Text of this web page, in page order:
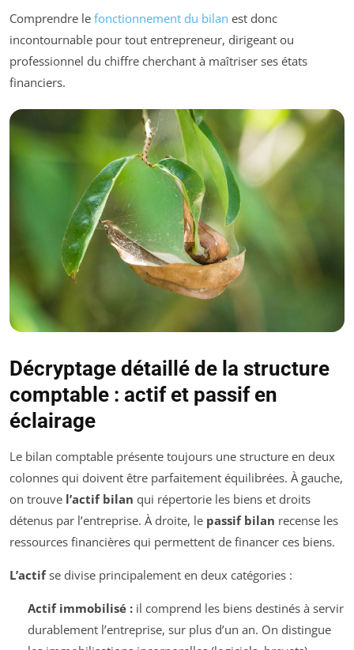
Comprendre le fonctionnement du bilan est donc
incontournable pour tout entrepreneur, dirigeant ou
professionnel du chiffre cherchant à maîtriser ses états
financiers.
Décryptage détaillé de la structure
comptable : actif et passif en
éclairage
Le bilan comptable présente toujours une structure en deux
colonnes qui doivent être parfaitement équilibrées. À gauche,
on trouve l’actif bilan qui répertorie les biens et droits
détenus par l’entreprise. À droite, le passif bilan recense les
ressources financières qui permettent de financer ces biens.
L’actifse divise principalement en deux catégories :
Actif immobilisé :il comprend les biens destinés à servir
durablement l’entreprise, sur plus d’un an. On distingue